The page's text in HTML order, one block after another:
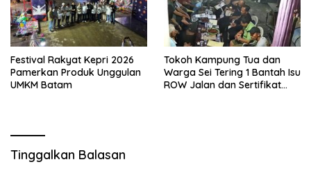
Festival Rakyat Kepri 2026
Pamerkan Produk Unggulan
UMKM Batam
Tokoh Kampung Tua dan
Warga Sei Tering 1 Bantah Isu
ROW Jalan dan Sertifikat
Tinggalkan Balasan